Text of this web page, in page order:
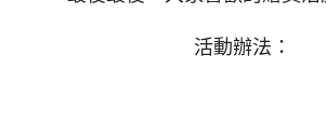
活動辦法：